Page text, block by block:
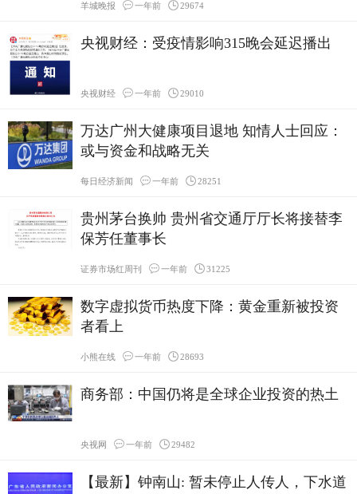
羊城晚报 一年前 29674
央视财经：受疫情影响315晚会延迟播出
央视财经 一年前 29010
万达广州大健康项目退地 知情人士回应：
或与资金和战略无关
每日经济新闻 一年前 28251
贵州茅台换帅 贵州省交通厅厅长将接替李
保芳任董事长
证券市场红周刊 一年前 31225
数字虚拟货币热度下降：黄金重新被投资
者看上
小熊在线 一年前 28693
商务部：中国仍将是全球企业投资的热土
央视网 一年前 29482
【最新】钟南山: 暂未停止人传人，下水道